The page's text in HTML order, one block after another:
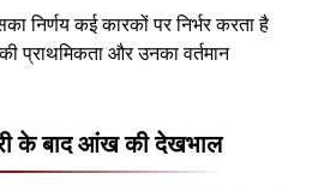
निर्णय कई कारकों पर निर्भर करता है
प्राथमिकता और उनका वर्तमान
के बाद आंख की देखभाल